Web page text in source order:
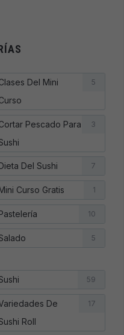
Del Mini
5
Pescado Para
3
Del Sushi 7
Curso Gratis 1
10
5
59
De
Roll
17